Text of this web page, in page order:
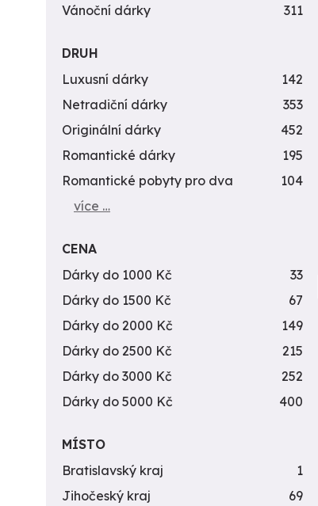
Vánoční dárky
311
DRUH
Luxusní dárky
142
Netradiční dárky
353
Originální dárky
452
Romantické dárky
195
Romantické pobyty pro dva
104
více …
CENA
Dárky do 1000 Kč
33
Dárky do 1500 Kč
67
Dárky do 2000 Kč
149
Dárky do 2500 Kč
215
Dárky do 3000 Kč
252
Dárky do 5000 Kč
400
MÍSTO
Bratislavský kraj
1
Jihočeský kraj
69